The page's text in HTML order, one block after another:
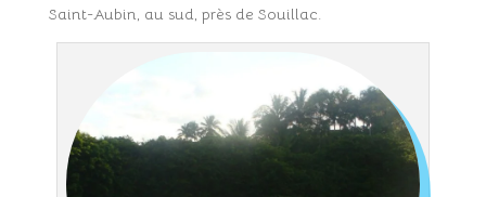
Saint-Aubin, au sud, près de Souillac.